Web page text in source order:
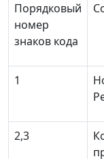
Порядковый
номер
знаков кода
1
2,3